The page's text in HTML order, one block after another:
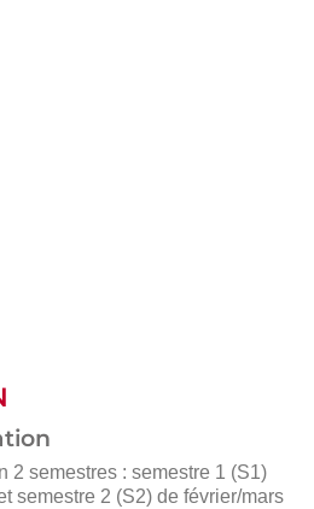
2 semestres : semestre 1 (S1)
semestre 2 (S2) de février/mars